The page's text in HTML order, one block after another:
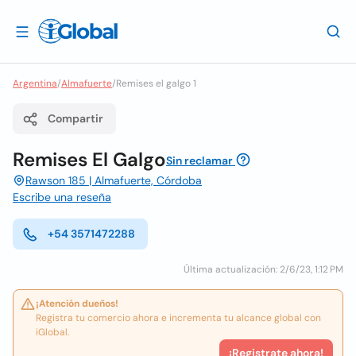
Argentina/Almafuerte/Remises el galgo 1
Compartir
Remises El GalgoSin reclamar
Rawson 185 | Almafuerte, Córdoba
Escribe una reseña
+54 3571472288
Última actualización: 2/6/23, 1:12 PM
¡Atención dueños!
Registra tu comercio ahora e incrementa tu alcance global con
iGlobal.
¡Registrate ahora!